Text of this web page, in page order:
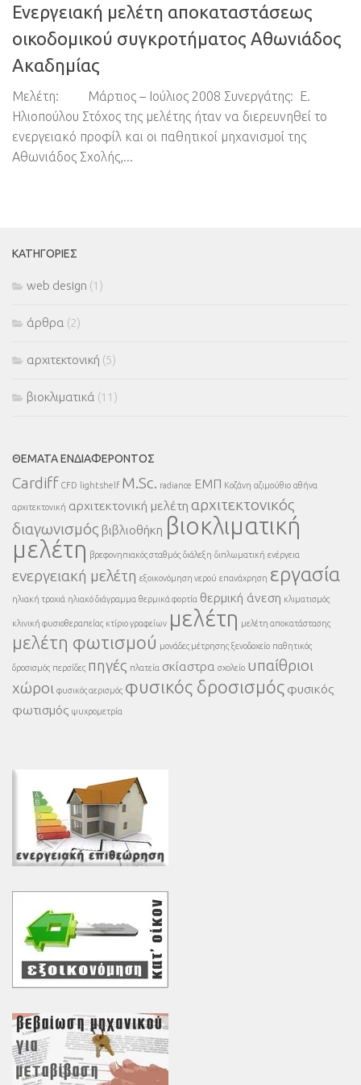
Ενεργειακή μελέτη αποκαταστάσεως
οικοδομικού συγκροτήματος Αθωνιάδος
Ακαδημίας
Μελέτη: Μάρτιος – Ιούλιος 2008 Συνεργάτης: Ε.
Ηλιοπούλου Στόχος της μελέτης ήταν να διερευνηθεί το
ενεργειακό προφίλ και οι παθητικοί μηχανισμοί της
Αθωνιάδος Σχολής,...
ΚΑΤΗΓΟΡΊΕΣ
web design (1)
άρθρα (2)
αρχιτεκτονική (5)
βιοκλιματικά (11)
ΘΈΜΑΤΑ ΕΝΔΙΑΦΈΡΟΝΤΟΣ
Cardiff CFD light shelf M.Sc. radiance ΕΜΠ Κοζάνη αζιμούθιο αθήνα
αρχιτεκτονική αρχιτεκτονική μελέτη αρχιτεκτονικός
διαγωνισμός βιβλιοθήκη βιοκλιματική
μελέτη βρεφονηπιακός σταθμός διάλεξη διπλωματική ενέργεια
ενεργειακή μελέτη εξοικονόμηση νερού επανάχρηση εργασία
ηλιακή τροχιά ηλιακό διάγραμμα θερμικά φορτία θερμική άνεση κλιματισμός
κλινική φυσιοθεραπείας κτίριο γραφείων μελέτη μελέτη αποκατάστασης
μελέτη φωτισμού μονάδες μέτρησης ξενοδοχείο παθητικός
δροσισμός περσίδες πηγές πλατεία σκίαστρα σχολείο υπαίθριοι
χώροι φυσικός αερισμός φυσικός δροσισμός φυσικός
φωτισμός ψυχρομετρία